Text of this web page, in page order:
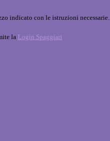
indicato con le istruzioni necessarie.
la Login Spaggiari